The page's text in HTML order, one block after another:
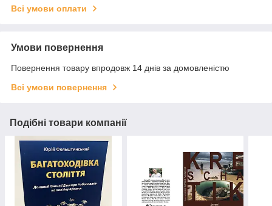
Всі умови оплати
Умови повернення
Повернення товару впродовж 14 днів за домовленістю
Всі умови повернення
Подібні товари компанії